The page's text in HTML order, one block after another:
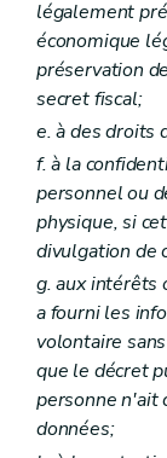
légalement
économique
préservation
secret fiscal;
e. à des droits
f. à la
personnel ou
physique, si
divulgation de
g. aux intérêts
a fourni les
volontaire
que le décret
personne n'ait
données;